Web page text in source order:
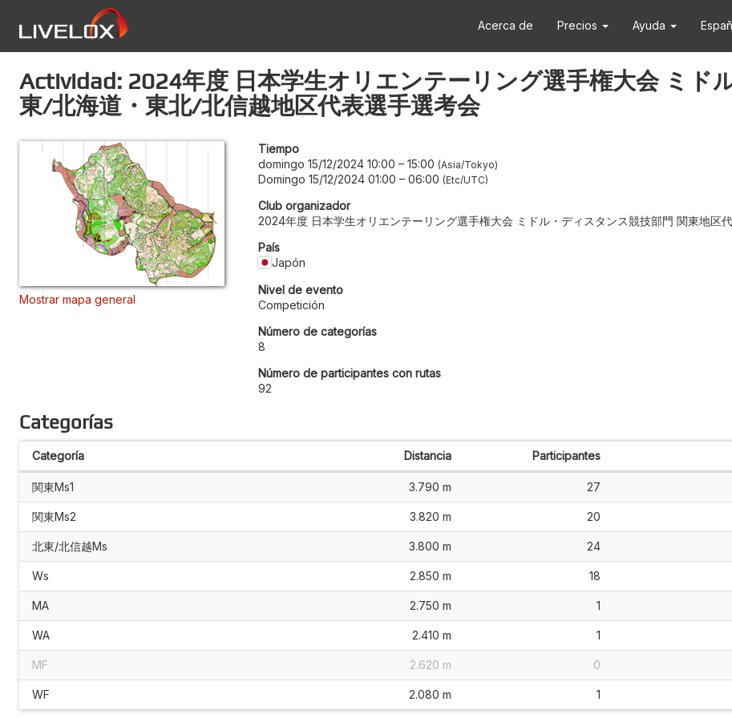
Acerca de Precios Ayuda
Actividad: 2024年度 日本学生オリエンテーリング選手権大会 ミド
東/北海道・東北/北信越地区代表選手選考会
Mostrar mapa general
Tiempo
domingo 15/12/2024 10:00 – 15:00 Asia/Tokyo
Domingo 15/12/2024 01:00 – 06:00 Etc/UTC
Club organizador
2024年度 日本学生オリエンテーリング選手権大会 ミドル・ディスタンス競技部門 関東地区
País
Japón
Nivel de evento
Competición
Número de categorías
8
Número de participantes con rutas
92
Categorías
Categoría Distancia Participantes
関東Ms1 3.790 m 27
関東Ms2 3.820 m 20
北東/北信越Ms 3.800 m 24
Ws 2.850 m 18
MA 2.750 m 1
WA 2.410 m 1
MF 2.620 m 0
WF 2.080 m 1